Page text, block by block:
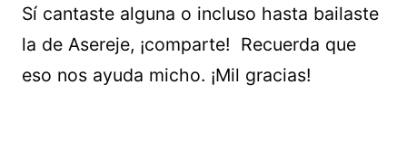
Sí cantaste alguna o incluso hasta bailaste
la de Asereje, ¡comparte! Recuerda que
eso nos ayuda micho. ¡Mil gracias!